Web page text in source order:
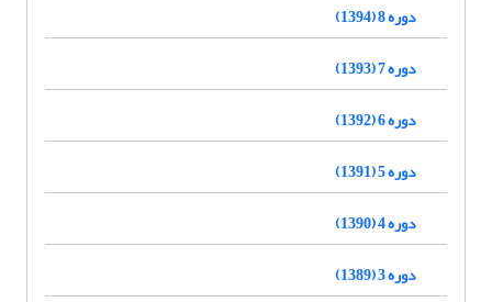
دوره 8 (1394)
دوره 7 (1393)
دوره 6 (1392)
دوره 5 (1391)
دوره 4 (1390)
دوره 3 (1389)